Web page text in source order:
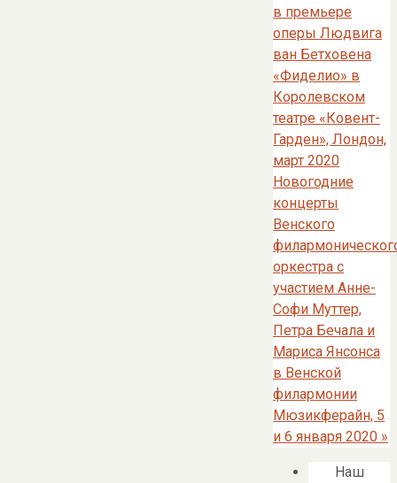
в премьере
оперы Людвига
ван Бетховена
«Фиделио» в
Королевском
театре «Ковент-
Гарден», Лондон,
март 2020
Новогодние
концерты
Венского
оркестра с
участием Анне-
Софи Муттер,
Петра Бечала и
Мариса Янсонса
в Венской
филармонии
Мюзикферайн, 5
и 6 января 2020 »
Наш